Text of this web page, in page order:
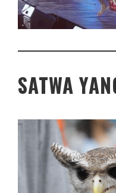
SATWA